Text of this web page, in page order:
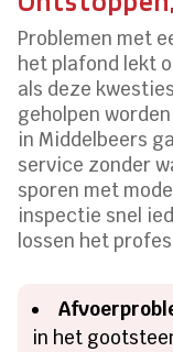
Problemen met
het plafond lekt
als deze
geholpen
in Middelbeers
service zonder
sporen met
inspectie snel
lossen het
in het